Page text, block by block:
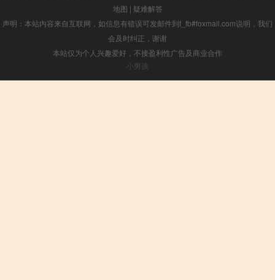
地图 | 疑难解答
声明：本站内容来自互联网，如信息有错误可发邮件到f_fb#foxmail.com说明，我们
会及时纠正，谢谢
本站仅为个人兴趣爱好，不接盈利性广告及商业合作
小男孩